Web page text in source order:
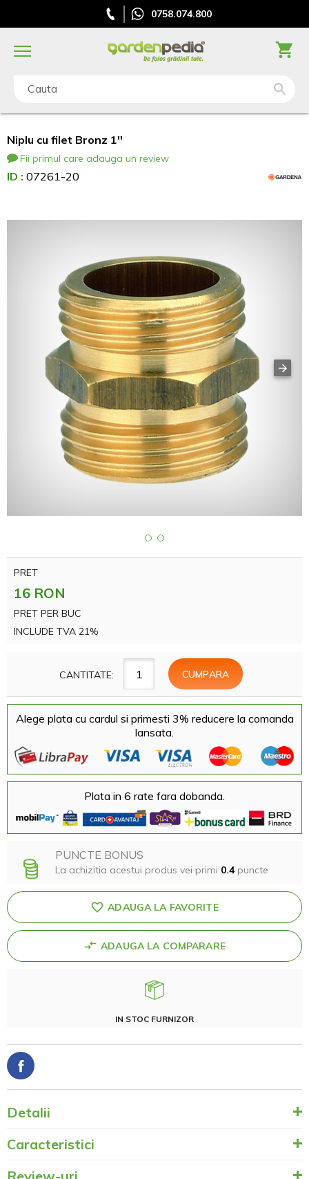
0758.074.800
Cauta
Niplu cu filet Bronz 1''
Fii primul care adauga un review
ID : 07261-20
PRET
16 RON
PRET PER BUC
INCLUDE TVA 21%
CANTITATE:
Alege plata cu cardul si primesti 3% reducere la comanda
lansata.
Plata in 6 rate fara dobanda.
PUNCTE BONUS
La achizitia acestui produs vei primi 0.4puncte
ADAUGA LA FAVORITE
ADAUGA LA COMPARARE
IN STOC FURNIZOR
Detalii
Caracteristici